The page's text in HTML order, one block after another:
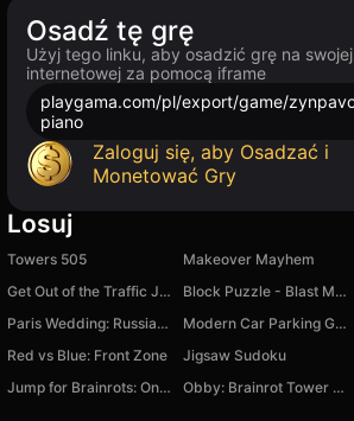
Osadź tę grę
Użyj tego linku, aby osadzić grę na
internetowej za pomocą iframe
playgama.com/pl/export/game/
piano
Zaloguj się, aby Osadzać i
Monetować Gry
Losuj
Towers 505 Makeover Mayhem
Get Out of the Traffic Jam!
Block Puzzle - Blast Master
Paris Wedding: Russian Style
Modern Car Parking Game 2026
Red vs Blue: Front Zone
Jigsaw Sudoku
Jump for Brainrots: Online
Obby: Brainrot Tower Defense